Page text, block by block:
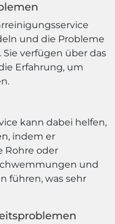
und die Probleme
verfügen über das
Erfahrung, um
kann dabei helfen,
indem er
Rohre oder
und
führen, was sehr